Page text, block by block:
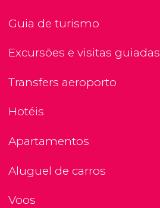
Guia de turismo
Excursões e visitas guiadas
Transfers aeroporto
Hotéis
Apartamentos
Aluguel de carros
Voos